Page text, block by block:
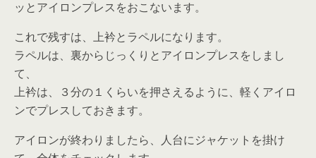
ッとアイロンプレスをおこないます。
これで残すは、上衿とラペルになります。
ラペルは、裏からじっくりとアイロンプレスをしまし
て、
上衿は、３分の１くらいを押さえるように、軽くアイロ
ンでプレスしておきます。
アイロンが終わりましたら、人台にジャケットを掛け